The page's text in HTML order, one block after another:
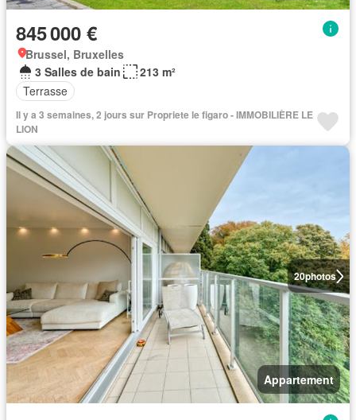
845 000 €
Brussel, Bruxelles
3 Salles de bain
213 m²
Terrasse
Il y a 3 semaines, 2 jours sur Propriete le figaro - IMMOBILIÈRE LE
LION
20photos
Appartement